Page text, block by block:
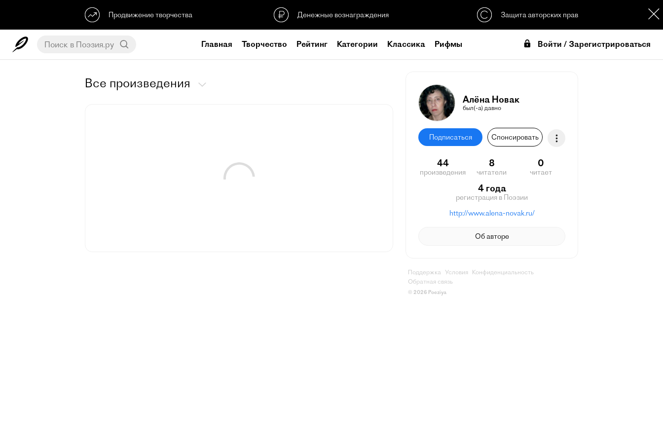
Продвижение творчества Денежные вознаграждения Защита авторских прав
Главная Творчество Рейтинг Категории Классика Рифмы Войти / Зарегистрироваться
Алёна Новак
был(-а) давно
Подписаться Спонсировать
44
произведения
8
читатели
0
читает
4 года
регистрация в Поэзии
http://www.alena-novak.ru/
Об авторе
Поддержка Условия
Конфиденциальность
Обратная связь
© 2026 Poeziya
Все произведения